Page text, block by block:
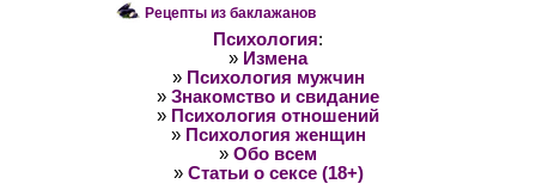
Рецепты из баклажанов
Психология:
» Измена
» Психология мужчин
» Знакомство и свидание
» Психология отношений
» Психология женщин
» Обо всем
» Статьи о сексе (18+)